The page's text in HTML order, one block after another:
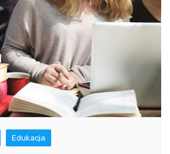
Edukacja